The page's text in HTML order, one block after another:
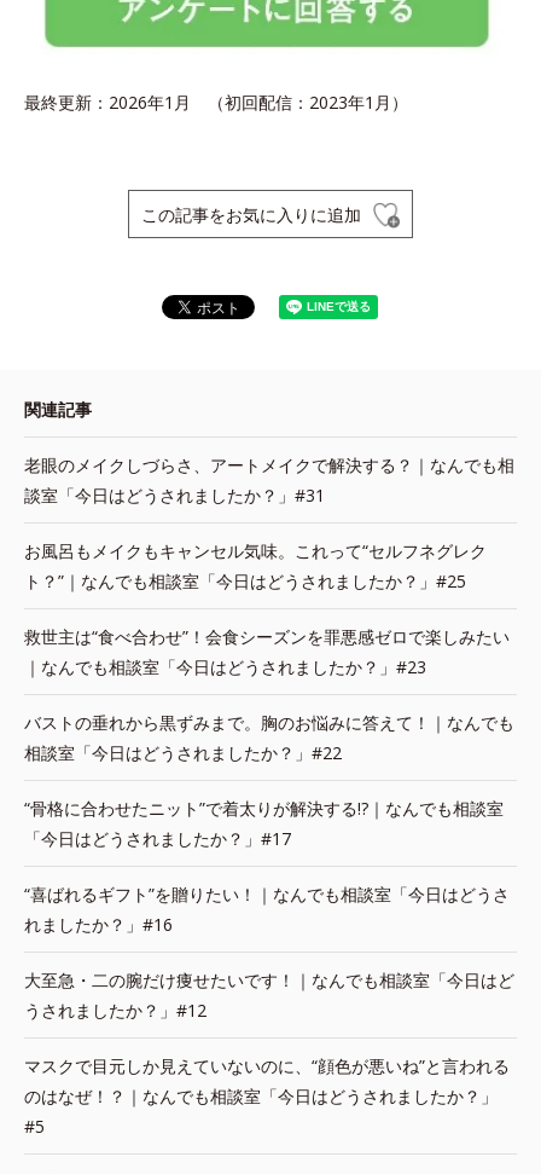
最終更新：2026年1月 （初回配信：2023年1月）
この記事をお気に入りに追加
関連記事
老眼のメイクしづらさ、アートメイクで解決する？｜なんでも相
談室「今日はどうされましたか？」#31
お風呂もメイクもキャンセル気味。これって“セルフネグレク
ト？”｜なんでも相談室「今日はどうされましたか？」#25
救世主は“食べ合わせ”！会食シーズンを罪悪感ゼロで楽しみたい
｜なんでも相談室「今日はどうされましたか？」#23
バストの垂れから黒ずみまで。胸のお悩みに答えて！｜なんでも
相談室「今日はどうされましたか？」#22
“骨格に合わせたニット”で着太りが解決する!?｜なんでも相談室
「今日はどうされましたか？」#17
“喜ばれるギフト”を贈りたい！｜なんでも相談室「今日はどうさ
れましたか？」#16
大至急・二の腕だけ痩せたいです！｜なんでも相談室「今日はど
うされましたか？」#12
マスクで目元しか見えていないのに、“顔色が悪いね”と言われる
のはなぜ！？｜なんでも相談室「今日はどうされましたか？」
#5